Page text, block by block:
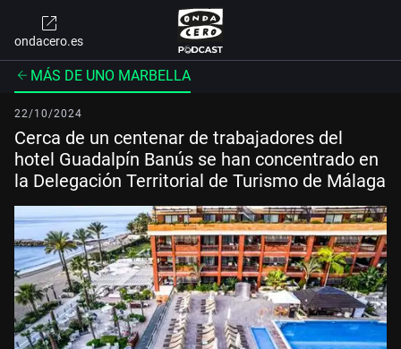
ondacero.es
MÁS DE UNO MARBELLA
22/10/2024
Cerca de un centenar de trabajadores del
hotel Guadalpín Banús se han concentrado en
la Delegación Territorial de Turismo de Málaga